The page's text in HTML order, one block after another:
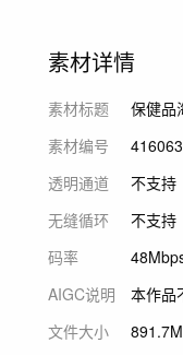
素材详情
素材标题
保健品
素材编号
透明通道
不支持
无缝循环
不支持
码率
AIGC说明
本作品
文件大小
891.7M